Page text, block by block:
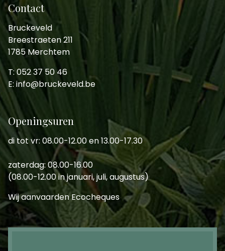
Contact
Bruckeveld
Breestraeten 211
1785 Merchtem
T: 052 37 50 46
E: info@bruckeveld.be
Openingsuren
di tot vr: 08.00-12.00 en 13.00-17.30
zaterdag: 08.00-16.00
(08.00-12.00 in januari, juli, augustus)
Wij aanvaarden Ecocheques